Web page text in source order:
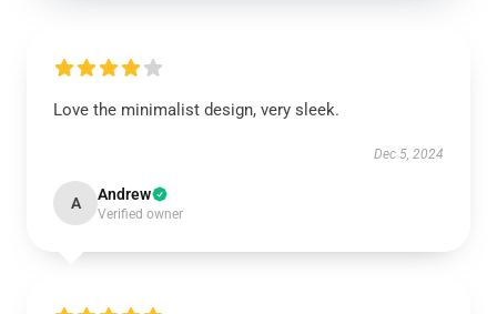
Love the minimalist design, very sleek.
Dec 5, 2024
A Andrew
Verified owner